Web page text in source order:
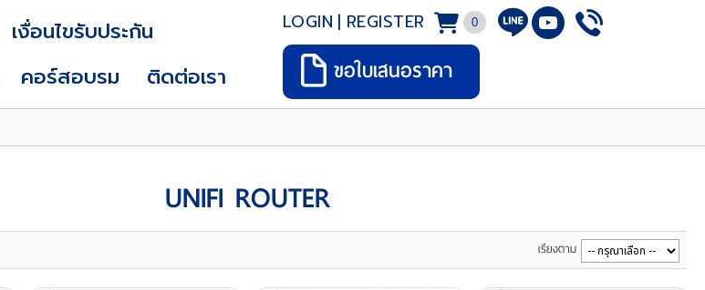
เงื่อนไขรับประกัน
คอร์สอบรม ติดต่อเรา
LOGIN | REGISTER 0
ขอใบเสนอราคา
UNIFI ROUTER
เรียงตาม